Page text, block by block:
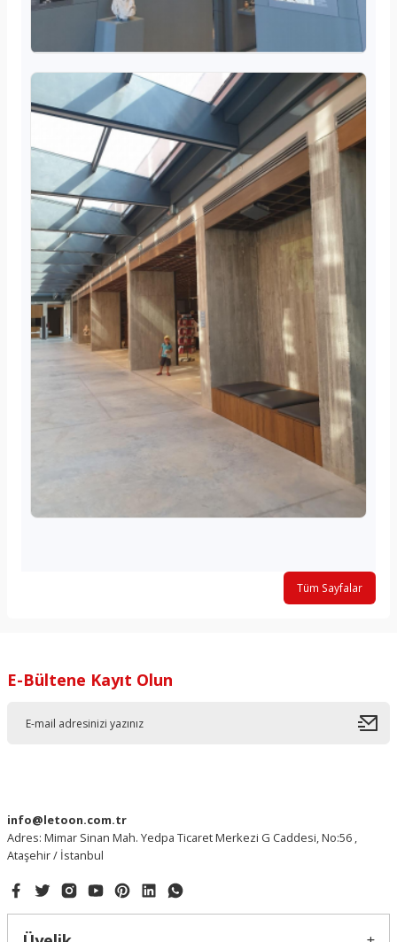
Tüm Sayfalar
E-Bültene Kayıt Olun
info@letoon.com.tr
Adres: Mimar Sinan Mah. Yedpa Ticaret Merkezi G Caddesi, No:56 ,
Ataşehir / İstanbul